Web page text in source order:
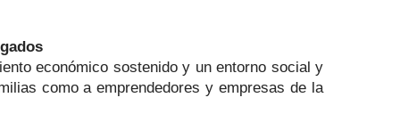
económico sostenido y un entorno social y
como a emprendedores y empresas de la